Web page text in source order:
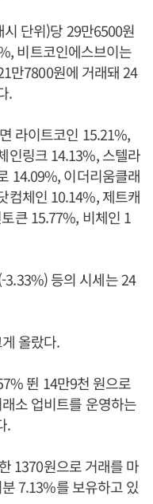
단위)당 29만6500원
비트코인에스브이는
만7800원에 거래돼 24
.
라이트코인 15.21%,
인링크 14.13%, 스텔라
14.09%, 이더리움클래
컴체인 10.14%, 제트캐
큰 15.77%, 비체인 1
3.33%) 등의 시세는 24
올랐다.
뛴 14만9천 원으로
소 업비트를 운영하는
.
1370원으로 거래를 마
7.13%를 보유하고 있